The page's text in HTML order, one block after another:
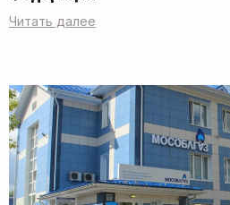
Читать далее